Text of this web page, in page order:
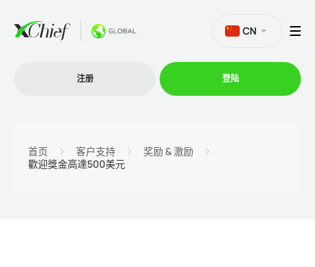
CN
注册 登陆
首页 客户支持
奖励 & 激励
歡迎獎金高達500美元